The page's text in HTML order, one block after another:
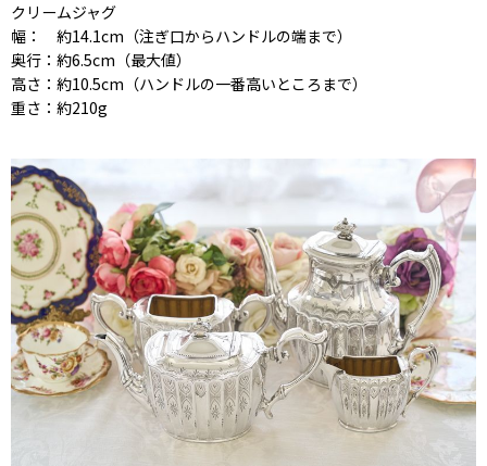
クリームジャグ
幅： 約14.1cm（注ぎ口からハンドルの端まで）
奥行：約6.5cm（最大値）
高さ：約10.5cm（ハンドルの一番高いところまで）
重さ：約210g